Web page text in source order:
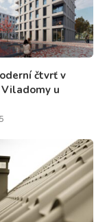
čtvrť v
Viladomy u